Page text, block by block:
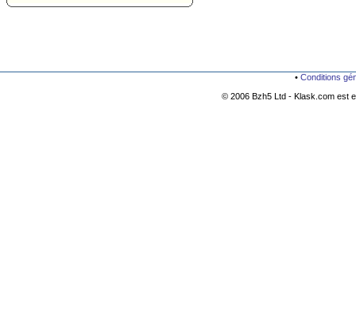
• Conditions
© 2006 Bzh5 Ltd - Klask.com est